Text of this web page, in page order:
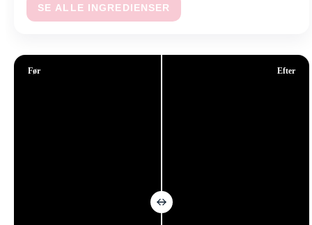
SE ALLE INGREDIENSER
Før Efter